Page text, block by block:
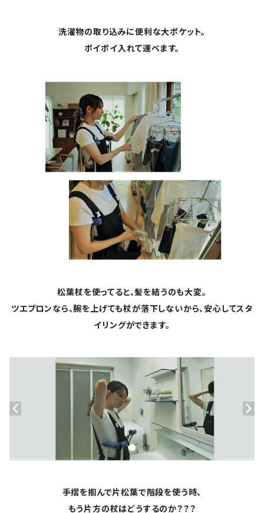
洗濯物の取り込みに便利な大ポケット。
ポイポイ入れて運べます。
松葉杖を使ってると、髪を結うのも大変。
ツエプロンなら、腕を上げても杖が落下しないから、安心してスタ
イリングができます。
手摺を掴んで片松葉で階段を使う時、
もう片方の杖はどうするのか？？？